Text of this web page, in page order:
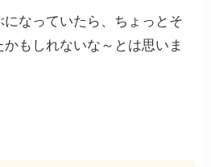
になっていたら、ちょっとそ
もしれないな～とは思いま